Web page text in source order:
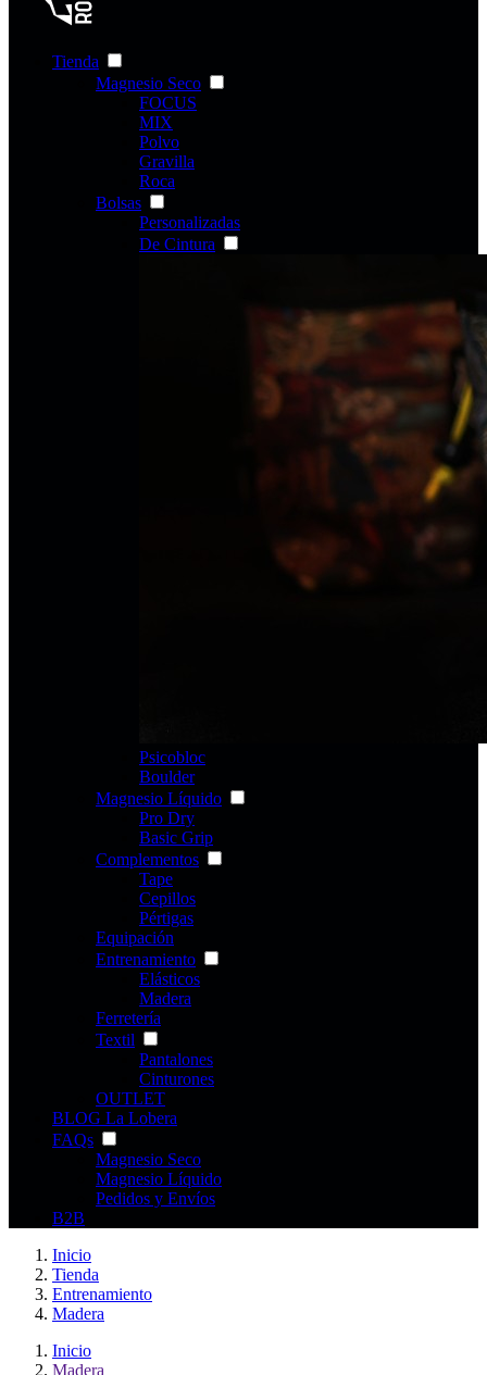
Tienda
Magnesio Seco
FOCUS
MIX
Polvo
Gravilla
Roca
Bolsas
Personalizadas
De Cintura
Psicobloc
Boulder
Magnesio Líquido
Pro Dry
Basic Grip
Complementos
Tape
Cepillos
Pértigas
Equipación
Entrenamiento
Elásticos
Madera
Ferretería
Textil
Pantalones
Cinturones
OUTLET
BLOG La Lobera
FAQs
Magnesio Seco
Magnesio Líquido
Pedidos y Envíos
B2B
Inicio
Tienda
Entrenamiento
Madera
Inicio
Madera